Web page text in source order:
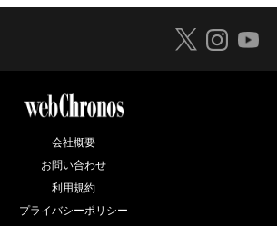
会社概要
お問い合わせ
利用規約
プライバシーポリシー